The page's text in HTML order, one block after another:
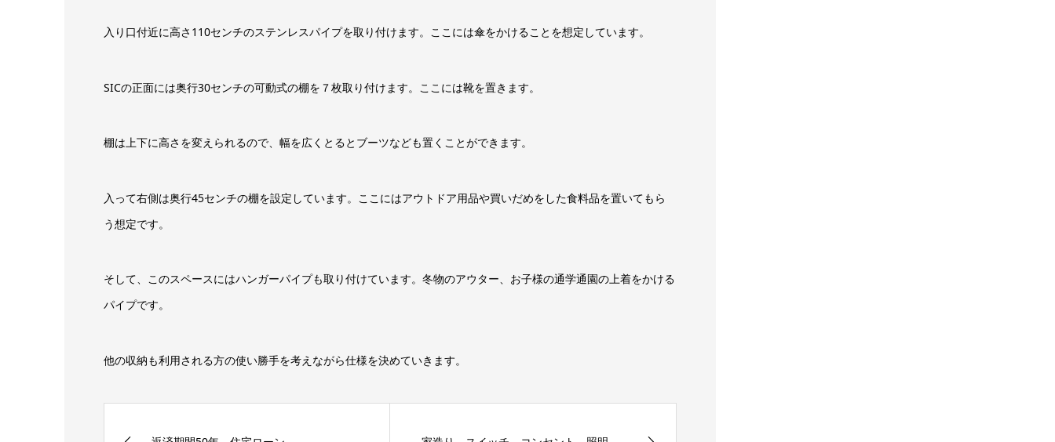
入り口付近に高さ110センチのステンレスパイプを取り付けます。ここには傘をかけることを想定しています。
SICの正面には奥行30センチの可動式の棚を７枚取り付けます。ここには靴を置きます。
棚は上下に高さを変えられるので、幅を広くとるとブーツなども置くことができます。
入って右側は奥行45センチの棚を設定しています。ここにはアウトドア用品や買いだめをした食料品を置いてもら
う想定です。
そして、このスペースにはハンガーパイプも取り付けています。冬物のアウター、お子様の通学通園の上着をかける
パイプです。
他の収納も利用される方の使い勝手を考えながら仕様を決めていきます。